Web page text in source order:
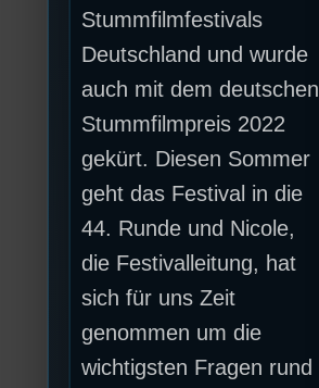
Stummfilmfestivals
Deutschland und wurde
auch mit dem deutschen
Stummfilmpreis 2022
gekürt. Diesen Sommer
geht das Festival in die
44. Runde und Nicole,
die Festivalleitung, hat
sich für uns Zeit
genommen um die
wichtigsten Fragen rund